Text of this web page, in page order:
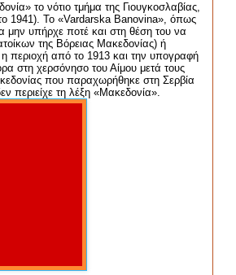
το νότιο τμήμα της Γιουγκοσλαβίας,
1941). Το «Vardarska Banovina», όπως
μην υπήρχε ποτέ και στη θέση του να
της Βόρειας Μακεδονίας) ή
η περιοχή από το 1913 και την υπογραφή
στη χερσόνησο του Αίμου μετά τους
που παραχωρήθηκε στη Σερβία
περιείχε τη λέξη «Μακεδονία».